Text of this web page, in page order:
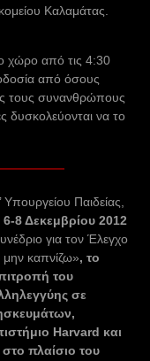
Καλαμάτας.
χώρο από τις 4:30
από όσους
τους συνανθρώπους
δυσκολεύονται να το
Παιδείας,
6-8 Δεκεμβρίου 2012
για τον Έλεγχο
καπνίζω», το
του
σε
Harvard και
στο πλαίσιο του